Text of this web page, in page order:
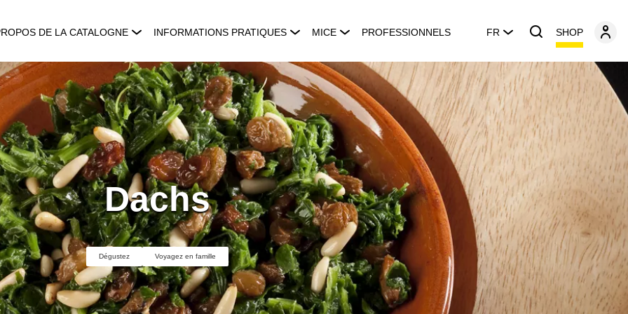
DE LA CATALOGNE INFORMATIONS PRATIQUES MICE PROFESSIONNELS FR SHOP
Dachs
Dégustez Voyagez en famille